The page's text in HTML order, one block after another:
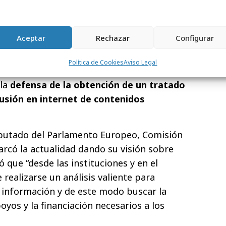
Aceptar Rechazar Configurar
Política de CookiesAviso Legal
de los medios
de comunicación y en
está muy viva, más viva que nunca".
ladefensa de la obtención de un tratado
en internet de contenidos
del Parlamento Europeo, Comisión
la actualidad dando su visión sobre
que “desde las instituciones y en el
realizarse un análisis valiente para
y de este modo buscar la
y la financiación necesarios a los